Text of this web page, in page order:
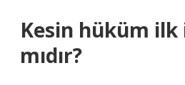
Kesin hüküm
mıdır?